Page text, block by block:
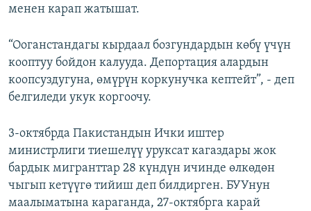
менен карап жатышат.
“Ооганстандагы кырдаал бозгундардын көбү үчүн
кооптуу бойдон калууда. Депортация алардын
коопсуздугуна, өмүрүн коркунучка кептейт”, - деп
белгиледи укук коргоочу.
3-октябрда Пакистандын Ички иштер
министрлиги тиешелүү уруксат кагаздары жок
бардык мигранттар 28 күндүн ичинде өлкөдөн
чыгып кетүүгө тийиш деп билдирген. БУУнун
маалыматына караганда, 27-октябрга карай